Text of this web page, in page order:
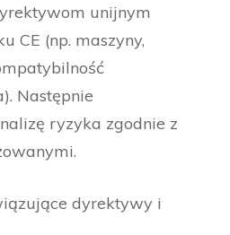
unijnym
CE (np. maszyny,
Następnie
ryzyka zgodnie z
dyrektywy i